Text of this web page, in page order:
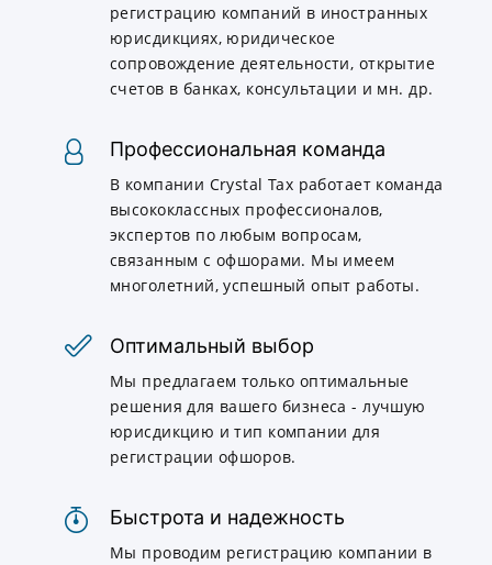
регистрацию компаний в иностранных
юрисдикциях, юридическое
сопровождение деятельности, открытие
счетов в банках, консультации и мн. др.
Профессиональная команда
В компании Crystal Tax работает команда
высококлассных профессионалов,
экспертов по любым вопросам,
связанным с офшорами. Мы имеем
многолетний, успешный опыт работы.
Оптимальный выбор
Мы предлагаем только оптимальные
решения для вашего бизнеса - лучшую
юрисдикцию и тип компании для
регистрации офшоров.
Быстрота и надежность
Мы проводим регистрацию компании в